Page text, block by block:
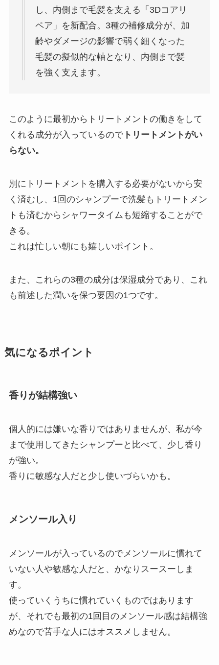
し、内側まで毛髪を支える「3Dコアリ
ペア」を新配合。3種の補修成分が、加
齢やダメージの影響で弱く細くなった
毛髪の擬似的な軸となり、内側まで髪
を強く支えます。
このように最初からトリートメントの働きをして
くれる成分が入っているのでトリートメントがい
らない。
別にトリートメントを購入する必要がないから安
く済むし、1回のシャンプーで洗髪もトリートメン
トも済むからシャワータイムも短縮することがで
きる。
これは忙しい朝にも嬉しいポイント。
また、これらの3種の成分は保湿成分であり、これ
も前述した潤いを保つ要因の1つです。
気になるポイント
香りが結構強い
個人的には嫌いな香りではありませんが、私が今
まで使用してきたシャンプーと比べて、少し香り
が強い。
香りに敏感な人だと少し使いづらいかも。
メンソール入り
メンソールが入っているのでメンソールに慣れて
いない人や敏感な人だと、かなりスースーしま
す。
使っていくうちに慣れていくものではあります
が、それでも最初の1回目のメンソール感は結構強
めなので苦手な人にはオススメしません。